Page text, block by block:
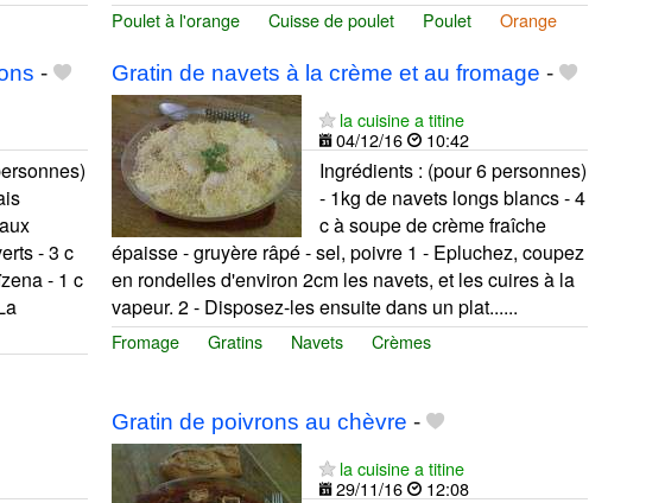
Poulet à l'orange Cuisse de poulet Poulet Orange
-
- 3 c
- 1 c
Gratin de navets à la crème et au fromage -
la cuisine a titine
04/12/16
10:42
Ingrédients : (pour 6 personnes)
- 1kg de navets longs blancs - 4
c à soupe de crème fraîche
épaisse - gruyère râpé - sel, poivre 1 - Epluchez, coupez
en rondelles d'environ 2cm les navets, et les cuires à la
vapeur. 2 - Disposez-les ensuite dans un plat......
Fromage Gratins Navets Crèmes
Gratin de poivrons au chèvre -
la cuisine a titine
29/11/16
12:08